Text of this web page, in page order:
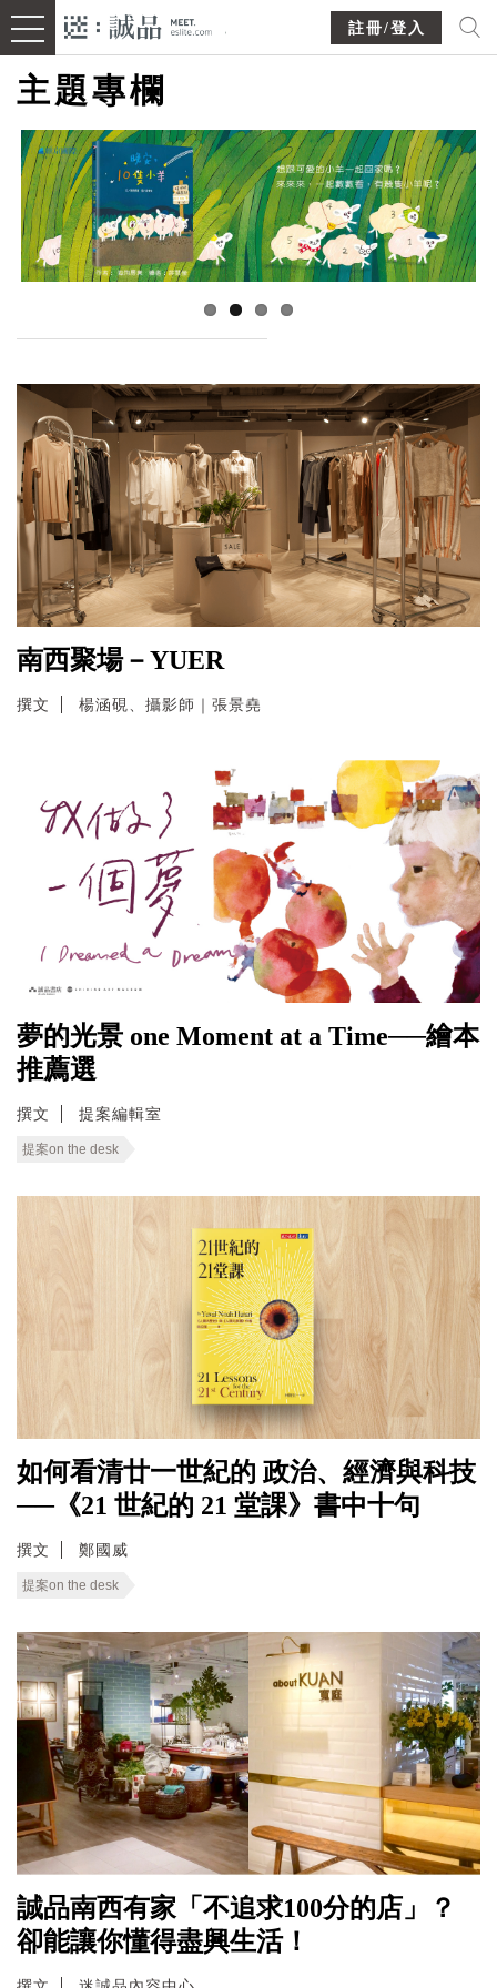
註冊/登入
主題專欄
南西聚場－YUER
撰文 楊涵硯、攝影師｜張景堯
夢的光景 one Moment at a Time──繪本
推薦選
撰文 提案編輯室
提案on the desk
如何看清廿一世紀的 政治、經濟與科技
──《21 世紀的 21 堂課》書中十句
撰文 鄭國威
提案on the desk
誠品南西有家「不追求100分的店」？
卻能讓你懂得盡興生活！